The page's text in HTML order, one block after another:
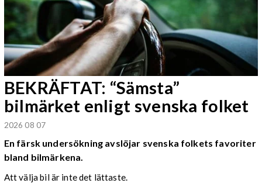
BEKRÄFTAT: “Sämsta”
bilmärket enligt svenska folket
2026 08 07
En färsk undersökning avslöjar svenska folkets favoriter
bland bilmärkena.
Att välja bil är inte det lättaste.